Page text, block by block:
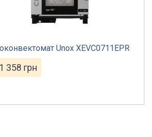
Unox XEVC0711EPR
358 грн